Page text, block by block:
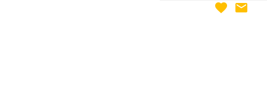
Яка Ваша ціна
favorite email